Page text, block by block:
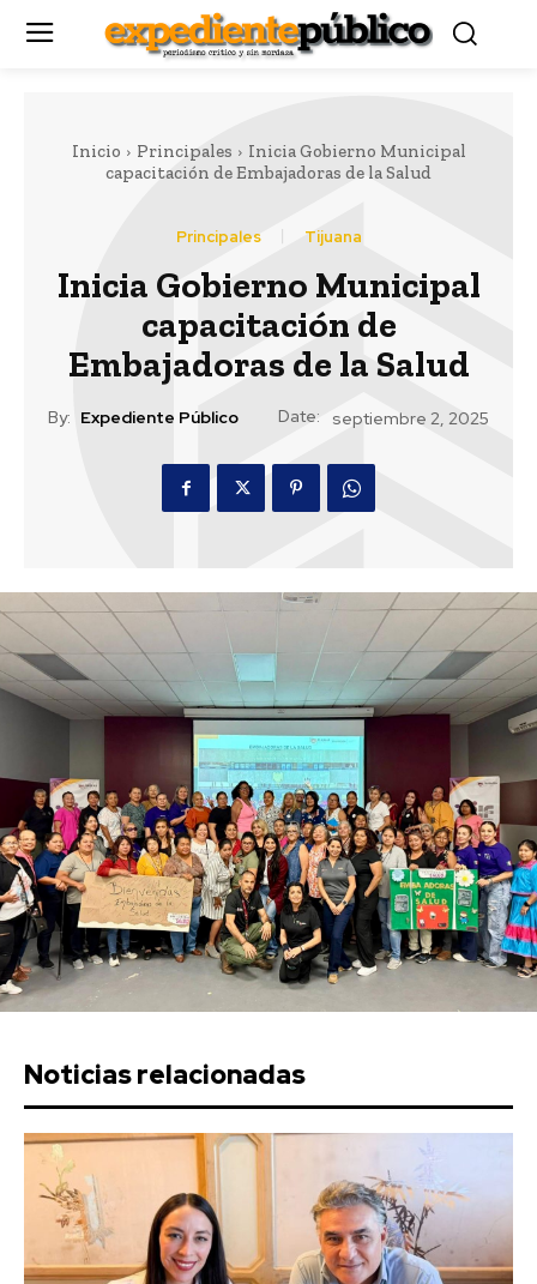
Inicio Principales
Inicia Gobierno Municipal
capacitación de Embajadoras de la Salud
Principales Tijuana
Inicia Gobierno Municipal
capacitación de
Embajadoras de la Salud
By: Expediente Público Date: septiembre 2, 2025
Noticias relacionadas